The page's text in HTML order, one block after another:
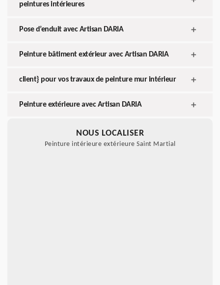
peintures intérieures
Pose d’enduit avec Artisan DARIA
Peinture bâtiment extérieur avec Artisan DARIA
client} pour vos travaux de peinture mur intérieur
Peinture extérieure avec Artisan DARIA
NOUS LOCALISER
Peinture intérieure extérieure Saint Martial